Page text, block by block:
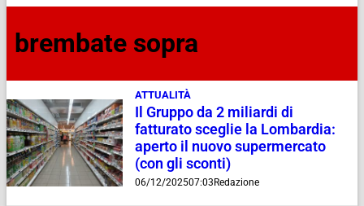
brembate sopra
ATTUALITÀ
Il Gruppo da 2 miliardi di
fatturato sceglie la Lombardia:
aperto il nuovo supermercato
(con gli sconti)
06/12/202507:03Redazione